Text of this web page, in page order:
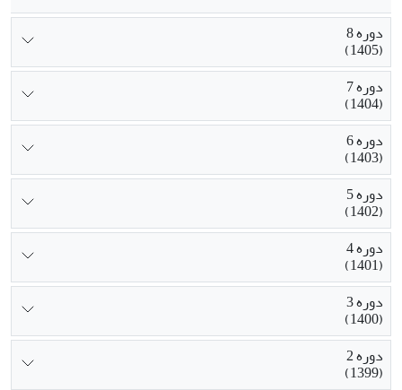
دوره 8
(1405)
دوره 7
(1404)
دوره 6
(1403)
دوره 5
(1402)
دوره 4
(1401)
دوره 3
(1400)
دوره 2
(1399)